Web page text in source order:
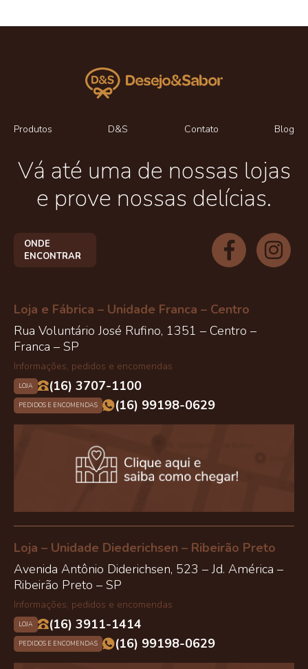
Produtos D&S Contato Blog
Vá até uma de nossas lojas
e prove nossas delícias.
ONDE
ENCONTRAR
Loja e Fábrica – Unidade Franca – Centro
Rua Voluntário José Rufino, 1351 – Centro –
Franca – SP
Informações, pedidos e encomendas
LOJA (16) 3707-1100
PEDIDOS E ENCOMENDAS (16) 99198-0629
Loja – Unidade Diederichsen – Ribeirão Preto
Avenida Antônio Diderichsen, 523 – Jd. América –
Ribeirão Preto – SP
Informações, pedidos e encomendas
LOJA (16) 3911-1414
PEDIDOS E ENCOMENDAS (16) 99198-0629